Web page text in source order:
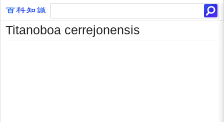
Titanoboa cerrejonensis